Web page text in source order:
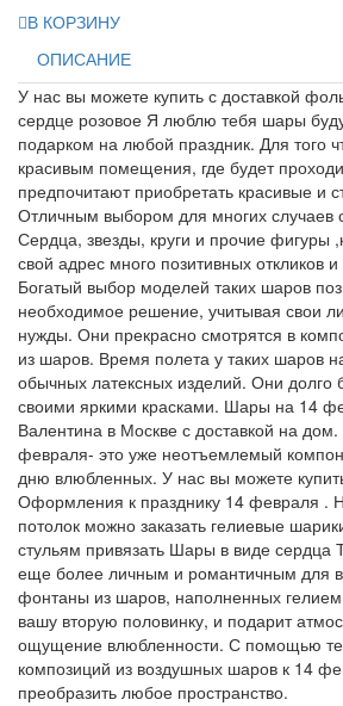
В КОРЗИНУ
ОПИСАНИЕ
У нас вы можете купить с доставкой
сердце розовое Я люблю тебя шары
подарком на любой праздник. Для того
красивым помещения, где будет
предпочитают приобретать красивые и
Отличным выбором для многих случаев
Сердца, звезды, круги и прочие фигуры
свой адрес много позитивных откликов
Богатый выбор моделей таких шаров
необходимое решение, учитывая свои
нужды. Они прекрасно смотрятся в
из шаров. Время полета у таких шаров
обычных латексных изделий. Они долго
своими яркими красками. Шары на 14
Валентина в Москве с доставкой на
февраля- это уже неотъемлемый
дню влюбленных. У нас вы можете
Оформления к празднику 14 февраля .
потолок можно заказать гелиевые
стульям привязать Шары в виде сердца
еще более личным и романтичным для
фонтаны из шаров, наполненных гелием
вашу вторую половинку, и подарит
ощущение влюбленности. С помощью
композиций из воздушных шаров к 14
преобразить любое пространство.